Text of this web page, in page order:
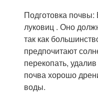
Подготовка
луковиц . Оно
так как
предпочитают
перекопать,
почва хорошо
воды.